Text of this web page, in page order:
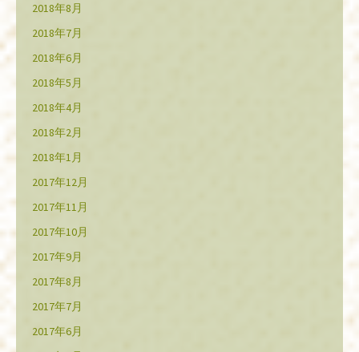
2018年8月
2018年7月
2018年6月
2018年5月
2018年4月
2018年2月
2018年1月
2017年12月
2017年11月
2017年10月
2017年9月
2017年8月
2017年7月
2017年6月